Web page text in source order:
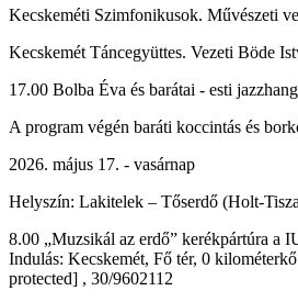
Kecskeméti Szimfonikusok. Művészeti
Kecskemét Táncegyüttes. Vezeti Böde
17.00 Bolba Éva és barátai - esti
A program végén baráti koccintás és
2026. május 17. - vasárnap
Helyszín: Lakitelek – Tőserdő (Holt-
8.00 „Muzsikál az erdő” kerékpártúra a
Indulás: Kecskemét, Fő tér, 0
protected] , 30/9602112